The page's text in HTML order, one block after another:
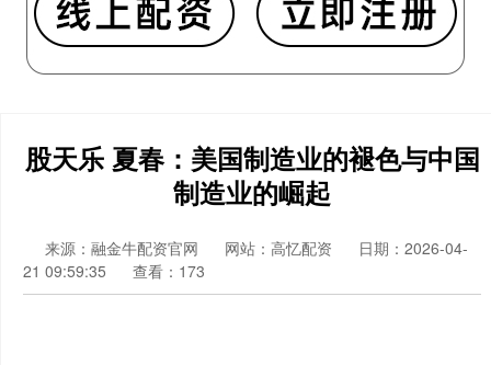
股天乐 夏春：美国制造业的褪色与中国
制造业的崛起
来源：融金牛配资官网 网站：高忆配资
日期：2026-04-
21 09:59:35
查看：173